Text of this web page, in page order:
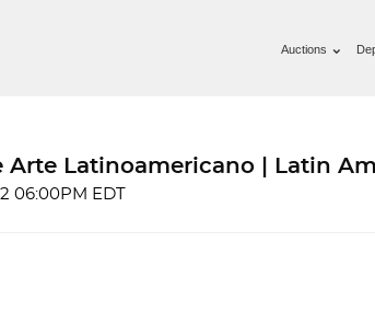
Auctions
Arte Latinoamericano | Latin
06:00PM EDT